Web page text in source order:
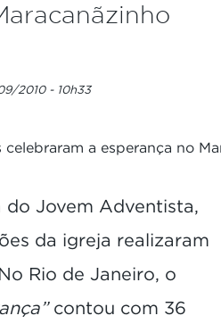
2010 - 10h33
a esperança no
Jovem Adventista,
da igreja realizaram
Rio de Janeiro, o
contou com 36